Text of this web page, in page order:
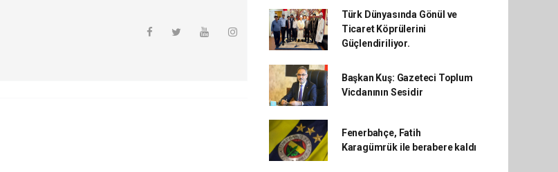
Türk Dünyasında Gönül ve
Ticaret Köprülerini
Güçlendiriliyor.
Başkan Kuş: Gazeteci Toplum
Vicdanının Sesidir
Fenerbahçe, Fatih
Karagümrük ile berabere kaldı